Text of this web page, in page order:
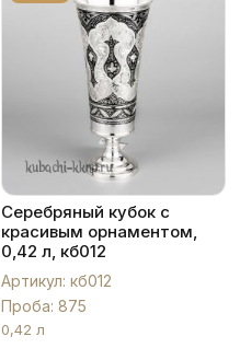
Серебряный кубок с
красивым орнаментом,
0,42 л, кб012
Артикул: кб012
Проба: 875
0,42 л